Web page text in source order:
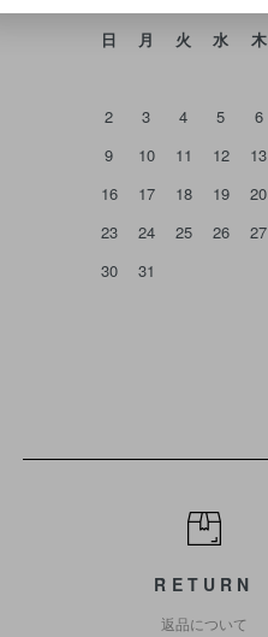
日 月 火 水 木
2
3 4 5 6
9
10 11 12 13
16
17 18 19 20
23
24 25 26 27
30
31
RETURN
返品について